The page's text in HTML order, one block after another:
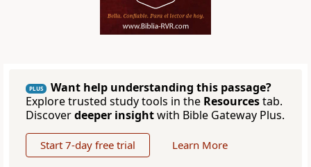
PLUS
Want help understanding this passage?
Explore trusted study tools in the Resourcestab.
Discoverdeeper insightwith Bible Gateway Plus.
Start 7-day free trial Learn More